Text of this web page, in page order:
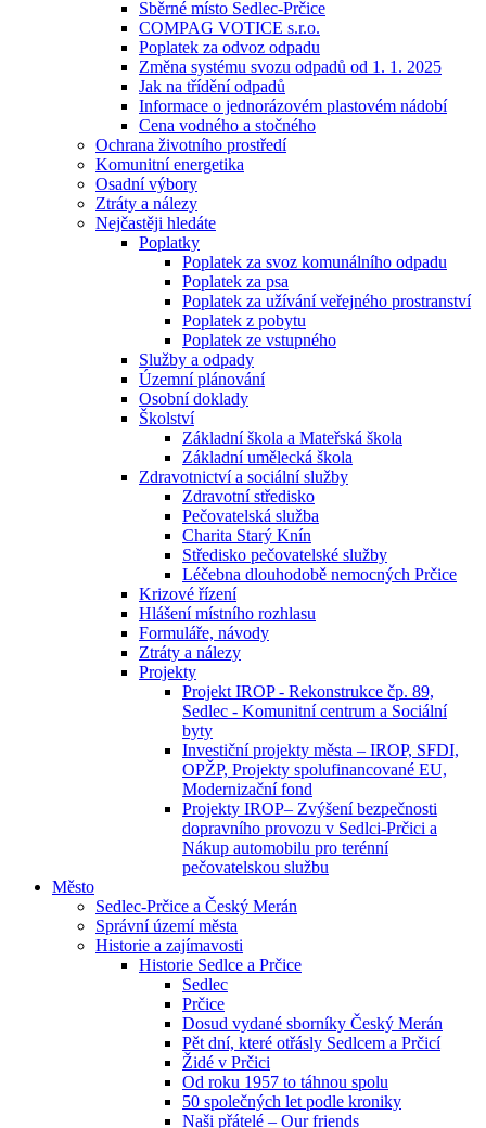
Sběrné místo Sedlec-Prčice
COMPAG VOTICE s.r.o.
Poplatek za odvoz odpadu
Změna systému svozu odpadů od 1. 1. 2025
Jak na třídění odpadů
Informace o jednorázovém plastovém nádobí
Cena vodného a stočného
Ochrana životního prostředí
Komunitní energetika
Osadní výbory
Ztráty a nálezy
Nejčastěji hledáte
Poplatky
Poplatek za svoz komunálního odpadu
Poplatek za psa
Poplatek za užívání veřejného prostranství
Poplatek z pobytu
Poplatek ze vstupného
Služby a odpady
Územní plánování
Osobní doklady
Školství
Základní škola a Mateřská škola
Základní umělecká škola
Zdravotnictví a sociální služby
Zdravotní středisko
Pečovatelská služba
Charita Starý Knín
Středisko pečovatelské služby
Léčebna dlouhodobě nemocných Prčice
Krizové řízení
Hlášení místního rozhlasu
Formuláře, návody
Ztráty a nálezy
Projekty
Projekt IROP - Rekonstrukce čp. 89,
Sedlec - Komunitní centrum a Sociální
byty
Investiční projekty města – IROP, SFDI,
OPŽP, Projekty spolufinancované EU,
Modernizační fond
Projekty IROP– Zvýšení bezpečnosti
dopravního provozu v Sedlci-Prčici a
Nákup automobilu pro terénní
pečovatelskou službu
Město
Sedlec-Prčice a Český Merán
Správní území města
Historie a zajímavosti
Historie Sedlce a Prčice
Sedlec
Prčice
Dosud vydané sborníky Český Merán
Pět dní, které otřásly Sedlcem a Prčicí
Židé v Prčici
Od roku 1957 to táhnou spolu
50 společných let podle kroniky
Naši přátelé – Our friends